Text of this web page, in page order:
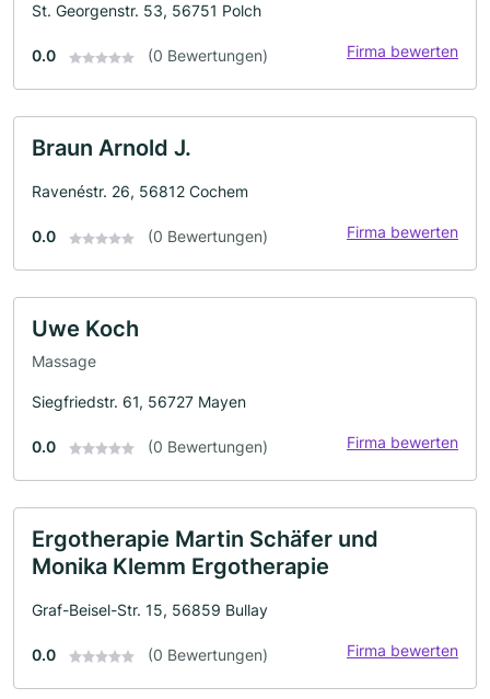
St. Georgenstr. 53, 56751 Polch
0.0 (0 Bewertungen) Firma bewerten
Braun Arnold J.
Ravenéstr. 26, 56812 Cochem
0.0 (0 Bewertungen) Firma bewerten
Uwe Koch
Massage
Siegfriedstr. 61, 56727 Mayen
0.0 (0 Bewertungen) Firma bewerten
Ergotherapie Martin Schäfer und
Monika Klemm Ergotherapie
Graf-Beisel-Str. 15, 56859 Bullay
0.0 (0 Bewertungen) Firma bewerten